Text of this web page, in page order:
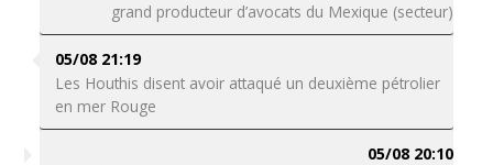
grand producteur d’avocats du Mexique (secteur)
05/08 21:19
Les Houthis disent avoir attaqué un deuxième pétrolier
en mer Rouge
05/08 20:10